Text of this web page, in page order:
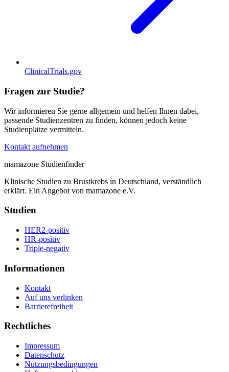
ClinicalTrials.gov
Fragen zur Studie?
Wir informieren Sie gerne allgemein und helfen Ihnen dabei,
passende Studienzentren zu finden, können jedoch keine
Studienplätze vermitteln.
Kontakt aufnehmen
mamazone Studienfinder
Klinische Studien zu Brustkrebs in Deutschland, verständlich
erklärt. Ein Angebot von mamazone e.V.
Studien
HER2-positiv
HR-positiv
Triple-negativ
Informationen
Kontakt
Auf uns verlinken
Barrierefreiheit
Rechtliches
Impressum
Datenschutz
Nutzungsbedingungen